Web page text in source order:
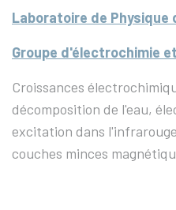
Laboratoire de Physique
Groupe d'électrochimie
Croissances
décomposition de l'eau,
excitation dans
couches minces